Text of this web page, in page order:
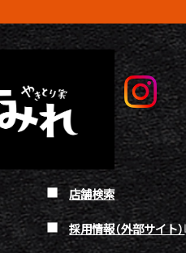
店舗検索
採用情報（外部サイト）